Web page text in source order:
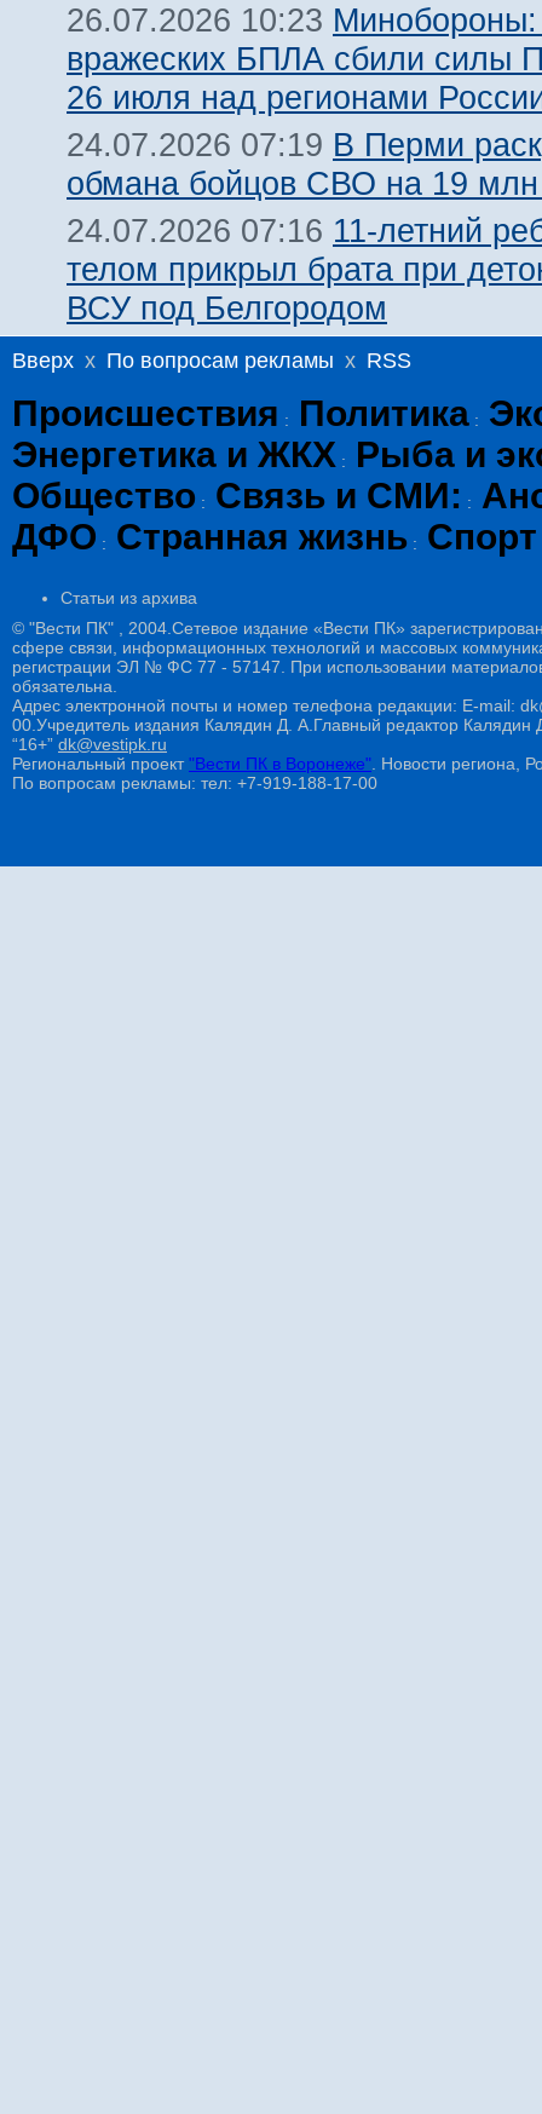
26.07.2026 10:23
вражеских БПЛА сбили силы
26 июля над регионами
24.07.2026 07:19 В Перми
обмана бойцов СВО на 19 млн
24.07.2026 07:16 11-летний
телом прикрыл брата при
ВСУ под Белгородом
Вверх x По вопросам рекламы x RSS
Происшествия : Политика :
Энергетика и ЖКХ :
Рыба и
Общество : Связь и СМИ: :
ДФО : Странная жизнь : Спорт
Статьи из архива
© "Вести ПК" , 2004.Сетевое издание «Вести ПК»
сфере связи, информационных технологий и массовых
регистрации ЭЛ № ФС 77 - 57147. При использовании
обязательна.
Адрес электронной почты и номер телефона редакции: E-mail:
00.Учредитель издания Калядин Д. А.Главный редактор
“16+” dk@vestipk.ru
Региональный проект"Вести ПК в Воронеже" . Новости региона,
По вопросам рекламы: тел: +7-919-188-17-00